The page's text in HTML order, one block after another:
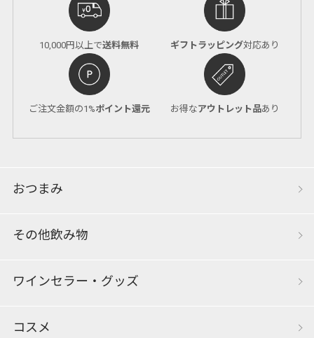
10,000円以上で送料無料 ギフトラッピング対応あり
ご注文金額の1%ポイント還元 お得なアウトレット品あり
おつまみ
その他飲み物
ワインセラー・グッズ
コスメ